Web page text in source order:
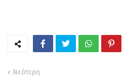
Νεότερη